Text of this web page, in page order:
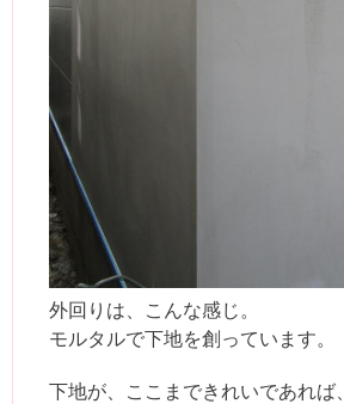
外回りは、こんな感じ。
モルタルで下地を創っています。
下地が、ここまできれいであれば、